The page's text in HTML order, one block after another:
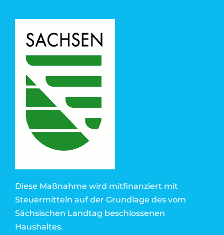
Diese Maßnahme wird mitfinanziert mit
Steuermitteln auf der Grundlage des vom
Sächsischen Landtag beschlossenen
Haushaltes.